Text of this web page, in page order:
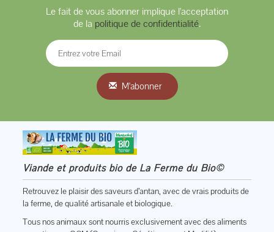
Le fait de vous abonner implique l'acceptation
de la politique de confidentialité.
M'abonner
Viande et produits bio de La Ferme du Bio©
Retrouvez le plaisir des saveurs d’antan, avec de vrais produits de
la ferme, de qualité artisanale et biologique.
Tous nos animaux sont nourris exclusivement avec des aliments